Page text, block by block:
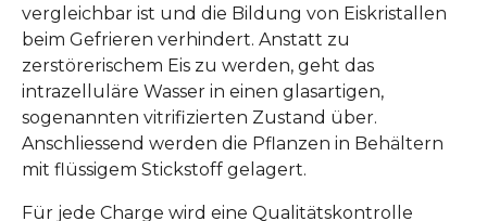
vergleichbar ist und die Bildung von Eiskristallen
beim Gefrieren verhindert. Anstatt zu
zerstörerischem Eis zu werden, geht das
intrazelluläre Wasser in einen glasartigen,
sogenannten vitrifizierten Zustand über.
Anschliessend werden die Pflanzen in Behältern
mit flüssigem Stickstoff gelagert.
Für jede Charge wird eine Qualitätskontrolle